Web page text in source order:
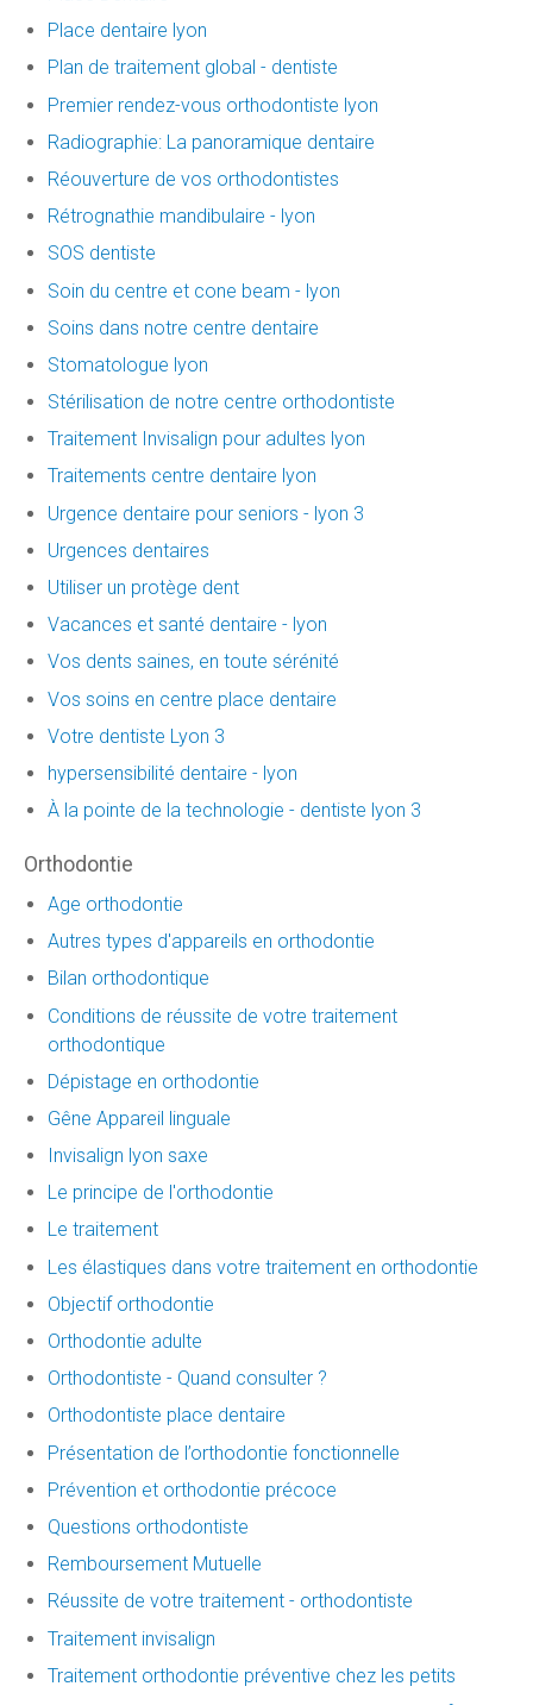
Place dentaire lyon
Plan de traitement global - dentiste
Premier rendez-vous orthodontiste lyon
Radiographie: La panoramique dentaire
Réouverture de vos orthodontistes
Rétrognathie mandibulaire - lyon
SOS dentiste
Soin du centre et cone beam - lyon
Soins dans notre centre dentaire
Stomatologue lyon
Stérilisation de notre centre orthodontiste
Traitement Invisalign pour adultes lyon
Traitements centre dentaire lyon
Urgence dentaire pour seniors - lyon 3
Urgences dentaires
Utiliser un protège dent
Vacances et santé dentaire - lyon
Vos dents saines, en toute sérénité
Vos soins en centre place dentaire
Votre dentiste Lyon 3
hypersensibilité dentaire - lyon
À la pointe de la technologie - dentiste lyon 3
Orthodontie
Age orthodontie
Autres types d'appareils en orthodontie
Bilan orthodontique
Conditions de réussite de votre traitement
orthodontique
Dépistage en orthodontie
Gêne Appareil linguale
Invisalign lyon saxe
Le principe de l'orthodontie
Le traitement
Les élastiques dans votre traitement en orthodontie
Objectif orthodontie
Orthodontie adulte
Orthodontiste - Quand consulter ?
Orthodontiste place dentaire
Présentation de l’orthodontie fonctionnelle
Prévention et orthodontie précoce
Questions orthodontiste
Remboursement Mutuelle
Réussite de votre traitement - orthodontiste
Traitement invisalign
Traitement orthodontie préventive chez les petits